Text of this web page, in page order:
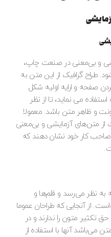
و بی‌معنی در صنعت چاپ،
طراح گرافیک از این متن به
صفحه و ارایه اولیه شکل
می نماید، تا از نظر
و ظاهر متن باشد. معمولا
از متن‌های آزمایشی و بی‌معنی
صاحب کار خود نشان دهند که
به نظر می‌رسد و قلم‌ها و
از آنجایی که طراحان عموما
تکثیر متون را ندارند و در
می‌باشد آنها با استفاده از